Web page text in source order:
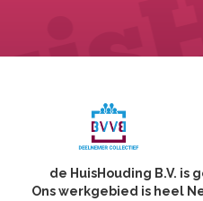
de HuisHouding B.V. is
Ons werkgebied is heel